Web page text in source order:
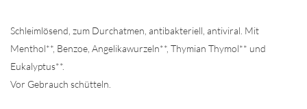
Schleimlösend, zum Durchatmen, antibakteriell, antiviral. Mit
Menthol**, Benzoe, Angelikawurzeln**, Thymian Thymol** und
Eukalyptus**.
Vor Gebrauch schütteln.